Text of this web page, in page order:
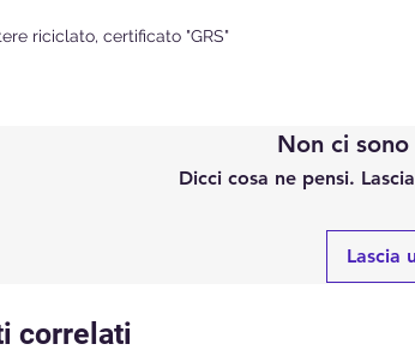
riciclato, certificato "GRS"
Non ci
Dicci cosa ne pensi.
Lascia
correlati